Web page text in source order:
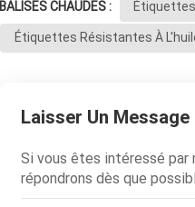
BALISES CHAUDES :
Étiquettes Résistantes À
Laisser Un Message
Si vous êtes intéressé par
répondrons dès que